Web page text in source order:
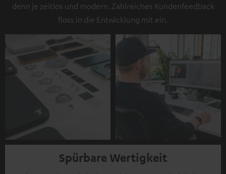
denn je zeitlos und modern. Zahlreiches Kundenfeedback
floss in die Entwicklung mit ein.
Spürbare Wertigkeit